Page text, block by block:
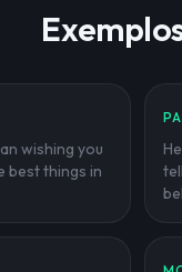
wishing you
best things in